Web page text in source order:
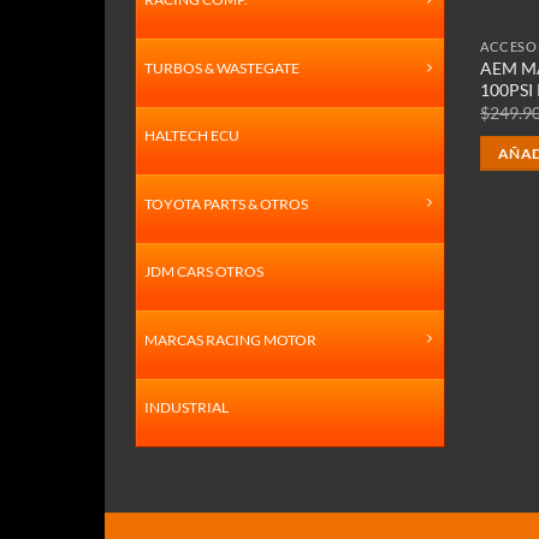
TURBOS & WASTEGATE
HALTECH ECU
TOYOTA PARTS & OTROS
JDM CARS OTROS
MARCAS RACING MOTOR
INDUSTRIAL
AEM
$